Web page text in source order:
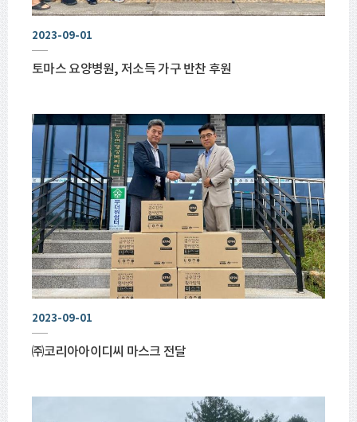
2023-09-01
토마스 요양병원, 저소득 가구 반찬 후원
2023-09-01
㈜코리아아이디씨 마스크 전달